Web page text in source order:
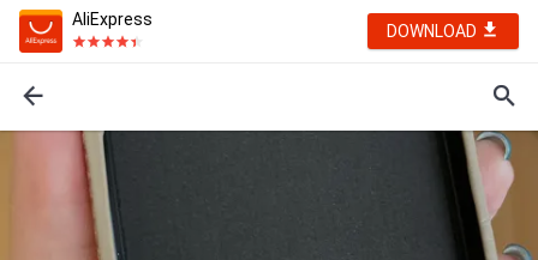
AliExpress
DOWNLOAD